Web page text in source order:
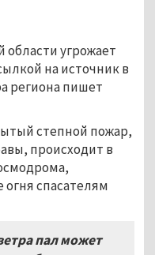
угрожает
на источник в
региона пишет
степной пожар,
происходит в
спасателям
пал может